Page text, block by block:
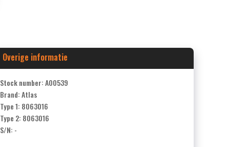
Overige informatie
Stock number: A00539
Brand: Atlas
Type 1: 8063016
Type 2: 8063016
S/N: -